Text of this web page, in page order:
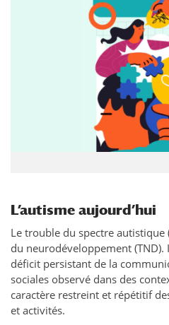
L’autisme aujourd’hui
Le trouble du spectre autistique
du neurodéveloppement (TND).
déficit persistant de la
sociales observé dans des
caractère restreint et répétitif
et activités.